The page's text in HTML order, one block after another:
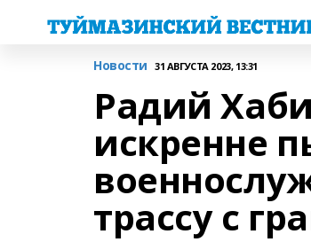
Новости 31 АВГУСТА 2023, 13:31
Радий
искренне
трассу с